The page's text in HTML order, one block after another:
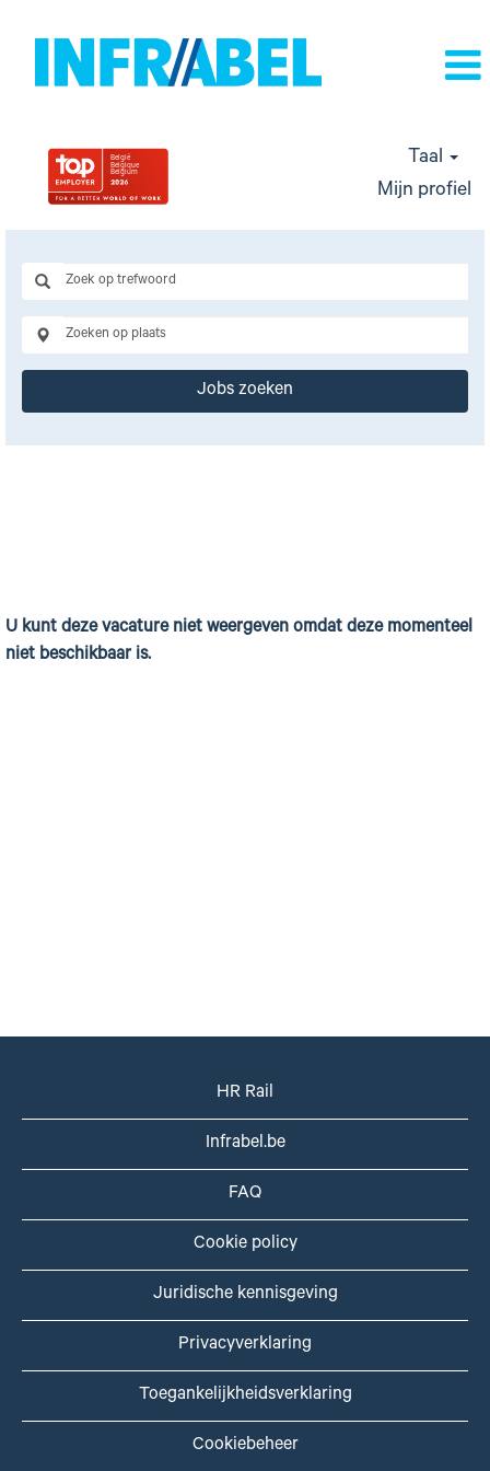
Taal
Mijn profiel
Jobs zoeken
U kunt deze vacature niet weergeven omdat deze momenteel
niet beschikbaar is.
HR Rail
Infrabel.be
FAQ
Cookie policy
Juridische kennisgeving
Privacyverklaring
Toegankelijkheidsverklaring
Cookiebeheer